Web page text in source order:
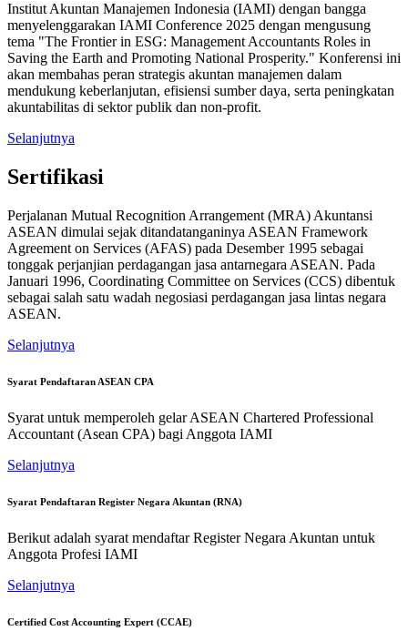
Institut Akuntan Manajemen Indonesia (IAMI) dengan bangga
menyelenggarakan IAMI Conference 2025 dengan mengusung
tema "The Frontier in ESG: Management Accountants Roles in
Saving the Earth and Promoting National Prosperity." Konferensi ini
akan membahas peran strategis akuntan manajemen dalam
mendukung keberlanjutan, efisiensi sumber daya, serta peningkatan
akuntabilitas di sektor publik dan non-profit.
Selanjutnya
Sertifikasi
Perjalanan Mutual Recognition Arrangement (MRA) Akuntansi
ASEAN dimulai sejak ditandatanganinya ASEAN Framework
Agreement on Services (AFAS) pada Desember 1995 sebagai
tonggak perjanjian perdagangan jasa antarnegara ASEAN. Pada
Januari 1996, Coordinating Committee on Services (CCS) dibentuk
sebagai salah satu wadah negosiasi perdagangan jasa lintas negara
ASEAN.
Selanjutnya
Syarat Pendaftaran ASEAN CPA
Syarat untuk memperoleh gelar ASEAN Chartered Professional
Accountant (Asean CPA) bagi Anggota IAMI
Selanjutnya
Syarat Pendaftaran Register Negara Akuntan (RNA)
Berikut adalah syarat mendaftar Register Negara Akuntan untuk
Anggota Profesi IAMI
Selanjutnya
Certified Cost Accounting Expert (CCAE)